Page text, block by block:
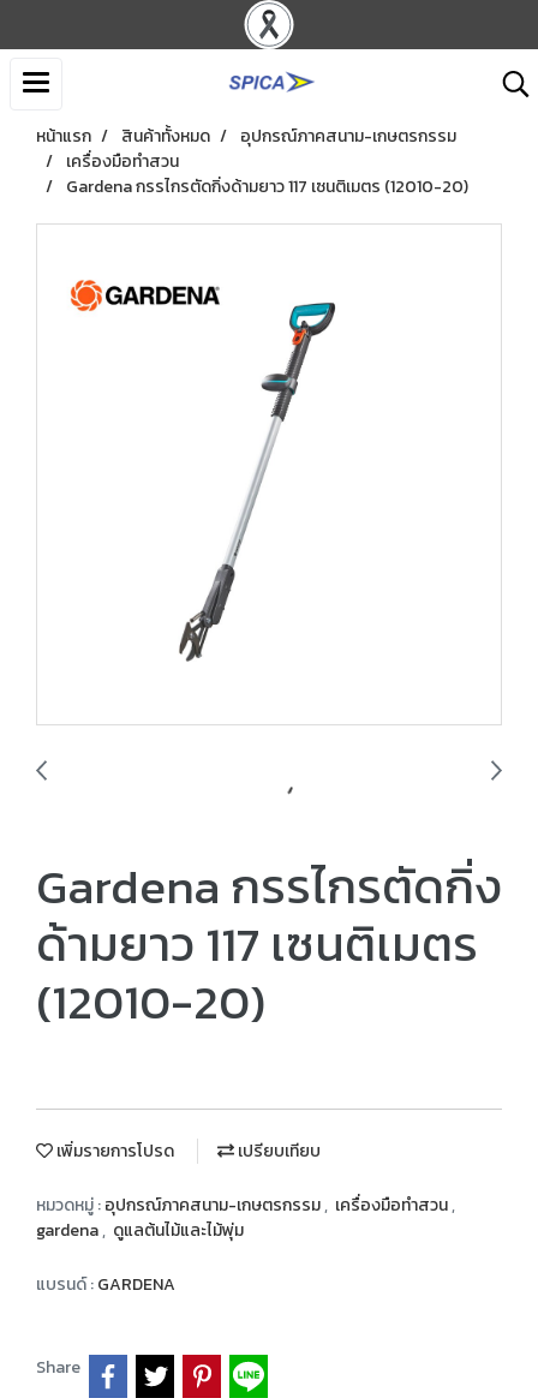
หน้าแรก สินค้าทั้งหมด
อุปกรณ์ภาคสนาม-เกษตรกรรม
เครื่องมือทำสวน
Gardena กรรไกรตัดกิ่งด้ามยาว 117 เซนติเมตร (12010-20)
Gardena กรรไกรตัดกิ่ง
ด้ามยาว 117 เซนติเมตร
(12010-20)
เพิ่มรายการโปรด เปรียบเทียบ
หมวดหมู่ :อุปกรณ์ภาคสนาม-เกษตรกรรม, เครื่องมือทำสวน,
gardena, ดูแลต้นไม้และไม้พุ่ม
แบรนด์ :GARDENA
Share